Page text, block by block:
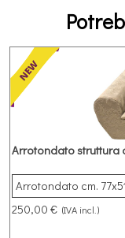
Arrotondato struttura
250,00 € (IVA incl.)